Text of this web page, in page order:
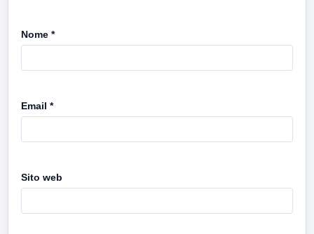
Nome *
Email *
Sito web